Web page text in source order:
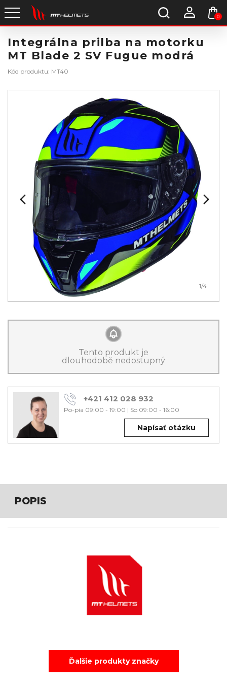
0
Integrálna prilba na motorku
MT Blade 2 SV Fugue modrá
Kód produktu: MT40
1/4
Tento produkt je
dlouhodobě nedostupný
+421 412 028 932
Po-pia 09:00 - 19:00 | So 09:00 - 16:00
Napísať otázku
POPIS
Ďalšie produkty značky